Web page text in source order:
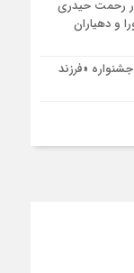
ایران – مشهد
نجف
رحمت حیدری
و دهیاران
«فرزند